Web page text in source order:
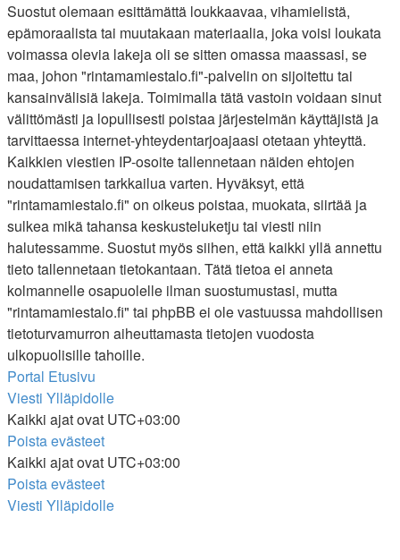
Suostut olemaan esittämättä loukkaavaa, vihamielistä,
epämoraalista tai muutakaan materiaalia, joka voisi loukata
voimassa olevia lakeja oli se sitten omassa maassasi, se
maa, johon "rintamamiestalo.fi"-palvelin on sijoitettu tai
kansainvälisiä lakeja. Toimimalla tätä vastoin voidaan sinut
välittömästi ja lopullisesti poistaa järjestelmän käyttäjistä ja
tarvittaessa internet-yhteydentarjoajaasi otetaan yhteyttä.
Kaikkien viestien IP-osoite tallennetaan näiden ehtojen
noudattamisen tarkkailua varten. Hyväksyt, että
"rintamamiestalo.fi" on oikeus poistaa, muokata, siirtää ja
sulkea mikä tahansa keskusteluketju tai viesti niin
halutessamme. Suostut myös siihen, että kaikki yllä annettu
tieto tallennetaan tietokantaan. Tätä tietoa ei anneta
kolmannelle osapuolelle ilman suostumustasi, mutta
"rintamamiestalo.fi" tai phpBB ei ole vastuussa mahdollisen
tietoturvamurron aiheuttamasta tietojen vuodosta
ulkopuolisille tahoille.
Portal Etusivu
Viesti Ylläpidolle
Kaikki ajat ovat UTC+03:00
Poista evästeet
Kaikki ajat ovat UTC+03:00
Poista evästeet
Viesti Ylläpidolle